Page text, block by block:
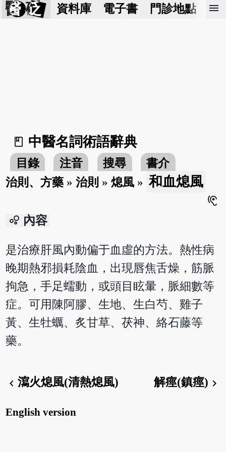
醫 砭 資料庫 電子書 門診地點 預
menu
book_2
中醫名詞術語辭典
目錄 注音 搜尋
書介
治則、方藥 »治則 »熄風 » 和血熄風
hearing
bubble_chart 內容
是治療肝風內動偏于血虛的方法。熱性病
晚期熱邪損耗陰血，出現唇焦舌燥，筋脈
拘急，手足蠕動，或頭目眩暈，脈細數等
症。可用陳阿膠、生地、生白芍、雞子
黃、生牡蠣、炙甘草、茯神、絡石藤等
藥。
chevron_left瀉火熄風(清熱熄風) 解痙(鎮痙) chevron_right
English version